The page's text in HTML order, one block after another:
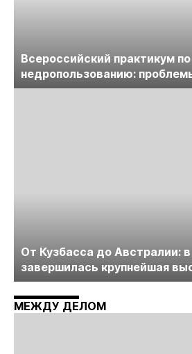
Всероссийский практикум по
недропользованию:
лицензирования,
От Кузбасса до Австралии:
завершилась крупнейшая
технологий «Недра России.
Майнинг»
МЕЖДУ ДЕЛОМ